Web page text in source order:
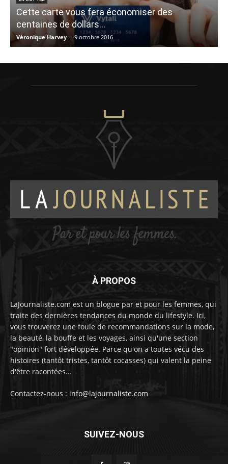
Cette carte vous fera économiser des
centaines de dollars…
Véronique Harvey - 9 octobre 2016
À PROPOS
LaJournaliste.com est un blogue par et pour les femmes, qui
traite des dernières tendances du monde du lifestyle. Ici,
vous trouverez une foule de recommandations sur la mode,
la beauté, la bouffe et les voyages, ainsi qu'une section
"opinion" fort développée. Parce qu'on a toutes vécu des
histoires (tantôt tristes, tantôt cocasses) qui valent la peine
d'être racontées...
Contactez-nous : info@lajournaliste.com
SUIVEZ-NOUS